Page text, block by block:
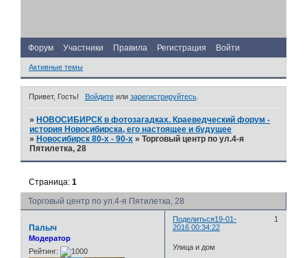
Форум Участники Правила Регистрация Войти
Активные темы
Привет, Гость! Войдитеили зарегистрируйтесь.
» НОВОСИБИРСК в фотозагадках. Краеведческий форум -
история Новосибирска, его настоящее и будущее
» Новосибирск 80-х - 90-х »Торговый центр по ул.4-я
Пятилетка, 28
Торговый центр по ул.4-я Пятилетка, 28
Страница:1
Поделиться 1
19-01-
2016 00:34:22
Палыч
Модератор
Рейтинг:
Улица и дом